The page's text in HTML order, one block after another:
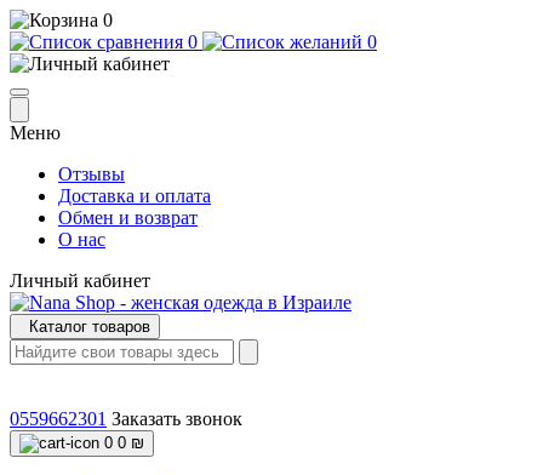
0
0
0
Меню
Отзывы
Доставка и оплата
Обмен и возврат
О нас
Личный кабинет
Каталог товаров
0559662301 Заказать звонок
0 0 ₪